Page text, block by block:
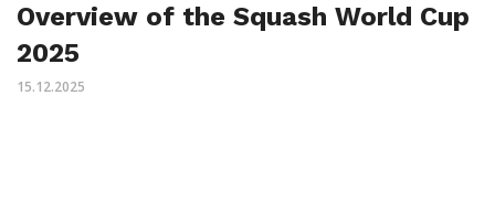
Overview of the Squash World Cup
2025
15.12.2025